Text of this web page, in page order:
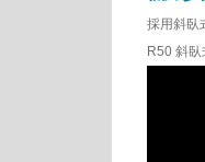
採用斜臥
R50 斜